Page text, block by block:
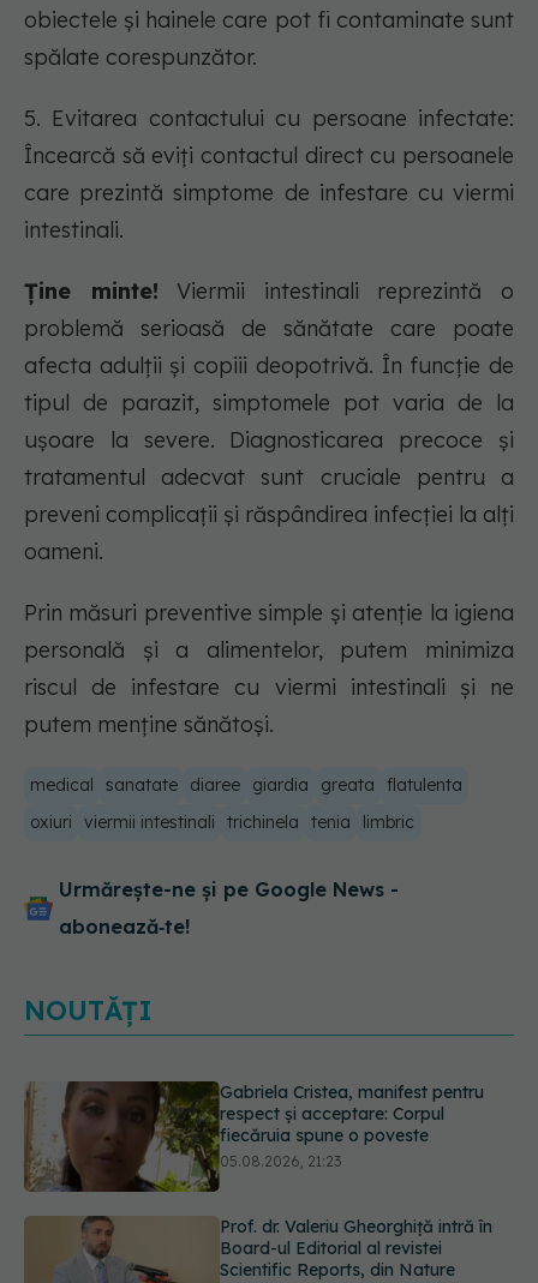
obiectele și hainele care pot fi contaminate sunt
spălate corespunzător.
5. Evitarea contactului cu persoane infectate:
Încearcă să eviți contactul direct cu persoanele
care prezintă simptome de infestare cu viermi
intestinali.
Ține minte! Viermii intestinali reprezintă o
problemă serioasă de sănătate care poate
afecta adulții și copiii deopotrivă. În funcție de
tipul de parazit, simptomele pot varia de la
ușoare la severe. Diagnosticarea precoce și
tratamentul adecvat sunt cruciale pentru a
preveni complicații și răspândirea infecției la alți
oameni.
Prin măsuri preventive simple și atenție la igiena
personală și a alimentelor, putem minimiza
riscul de infestare cu viermi intestinali și ne
putem menține sănătoși.
medical sanatate diaree giardia greata
flatulenta
oxiuri
viermii intestinali trichinela tenia limbric
Urmărește-ne și pe Google News -
abonează‑te!
NOUTĂȚI
Prof. dr. Valeriu Gheorghiță intră în
Board-ul Editorial al revistei
Scientific Reports, din Nature
Portfolio
Testul de 10 minute care poate
arăta dacă ai nevoie de statine,